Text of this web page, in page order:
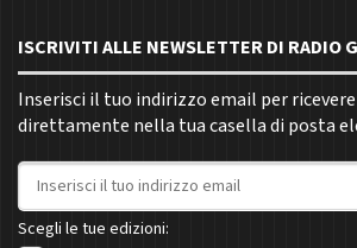
ISCRIVITI ALLE NEWSLETTER DI RADIO
Inserisci il tuo indirizzo email per
direttamente nella tua casella di posta
Indirizzo email
Scegli le tue edizioni: